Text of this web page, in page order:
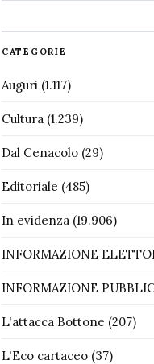
CATEGORIE
Auguri(1.117)
Cultura(1.239)
Dal Cenacolo(29)
Editoriale (485)
In evidenza(19.906)
INFORMAZIONE
INFORMAZIONE
L'attacca Bottone (207)
L'Eco cartaceo(37)